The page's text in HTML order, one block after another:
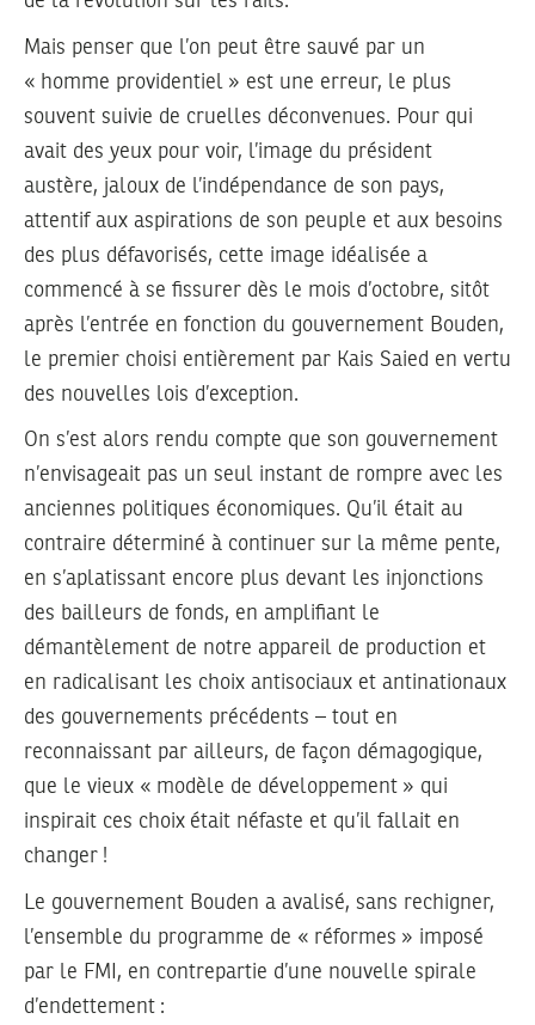
Mais penser que l’on peut être sauvé par un
« homme providentiel » est une erreur, le plus
souvent suivie de cruelles déconvenues. Pour qui
avait des yeux pour voir, l’image du président
austère, jaloux de l’indépendance de son pays,
attentif aux aspirations de son peuple et aux besoins
des plus défavorisés, cette image idéalisée a
commencé à se fissurer dès le mois d’octobre, sitôt
après l’entrée en fonction du gouvernement Bouden,
le premier choisi entièrement par Kais Saied en vertu
des nouvelles lois d’exception.
On s’est alors rendu compte que son gouvernement
n’envisageait pas un seul instant de rompre avec les
anciennes politiques économiques. Qu’il était au
contraire déterminé à continuer sur la même pente,
en s’aplatissant encore plus devant les injonctions
des bailleurs de fonds, en amplifiant le
démantèlement de notre appareil de production et
en radicalisant les choix antisociaux et antinationaux
des gouvernements précédents – tout en
reconnaissant par ailleurs, de façon démagogique,
que le vieux « modèle de développement » qui
inspirait ces choix était néfaste et qu’il fallait en
changer !
Le gouvernement Bouden a avalisé, sans rechigner,
l’ensemble du programme de « réformes » imposé
par le FMI, en contrepartie d’une nouvelle spirale
d’endettement :